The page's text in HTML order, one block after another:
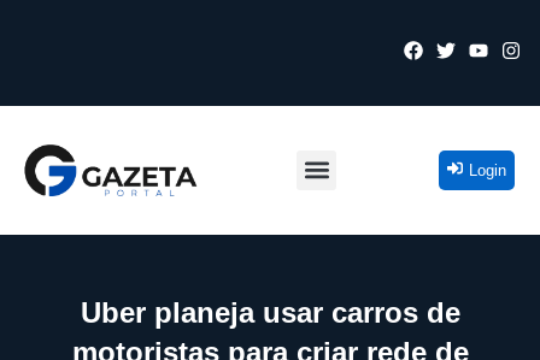
Login
Uber planeja usar carros de
motoristas para criar rede de